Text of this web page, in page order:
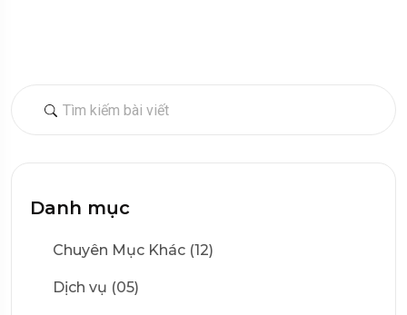
Danh mục
Chuyên Mục Khác (12)
Dịch vụ (05)